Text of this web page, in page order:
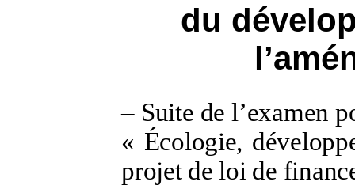
du
– Suite de l’examen
« Écologie,
projet de loi de